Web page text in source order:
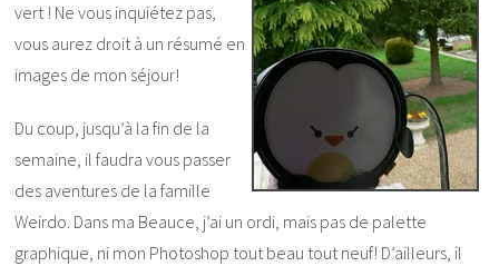
vert ! Ne vous inquiétez pas,
vous aurez droit à un résumé en
images de mon séjour!
Du coup, jusqu’à la fin de la
semaine, il faudra vous passer
des aventures de la famille
Weirdo. Dans ma Beauce, j’ai un ordi, mais pas de palette
graphique, ni mon Photoshop tout beau tout neuf! D’ailleurs, il